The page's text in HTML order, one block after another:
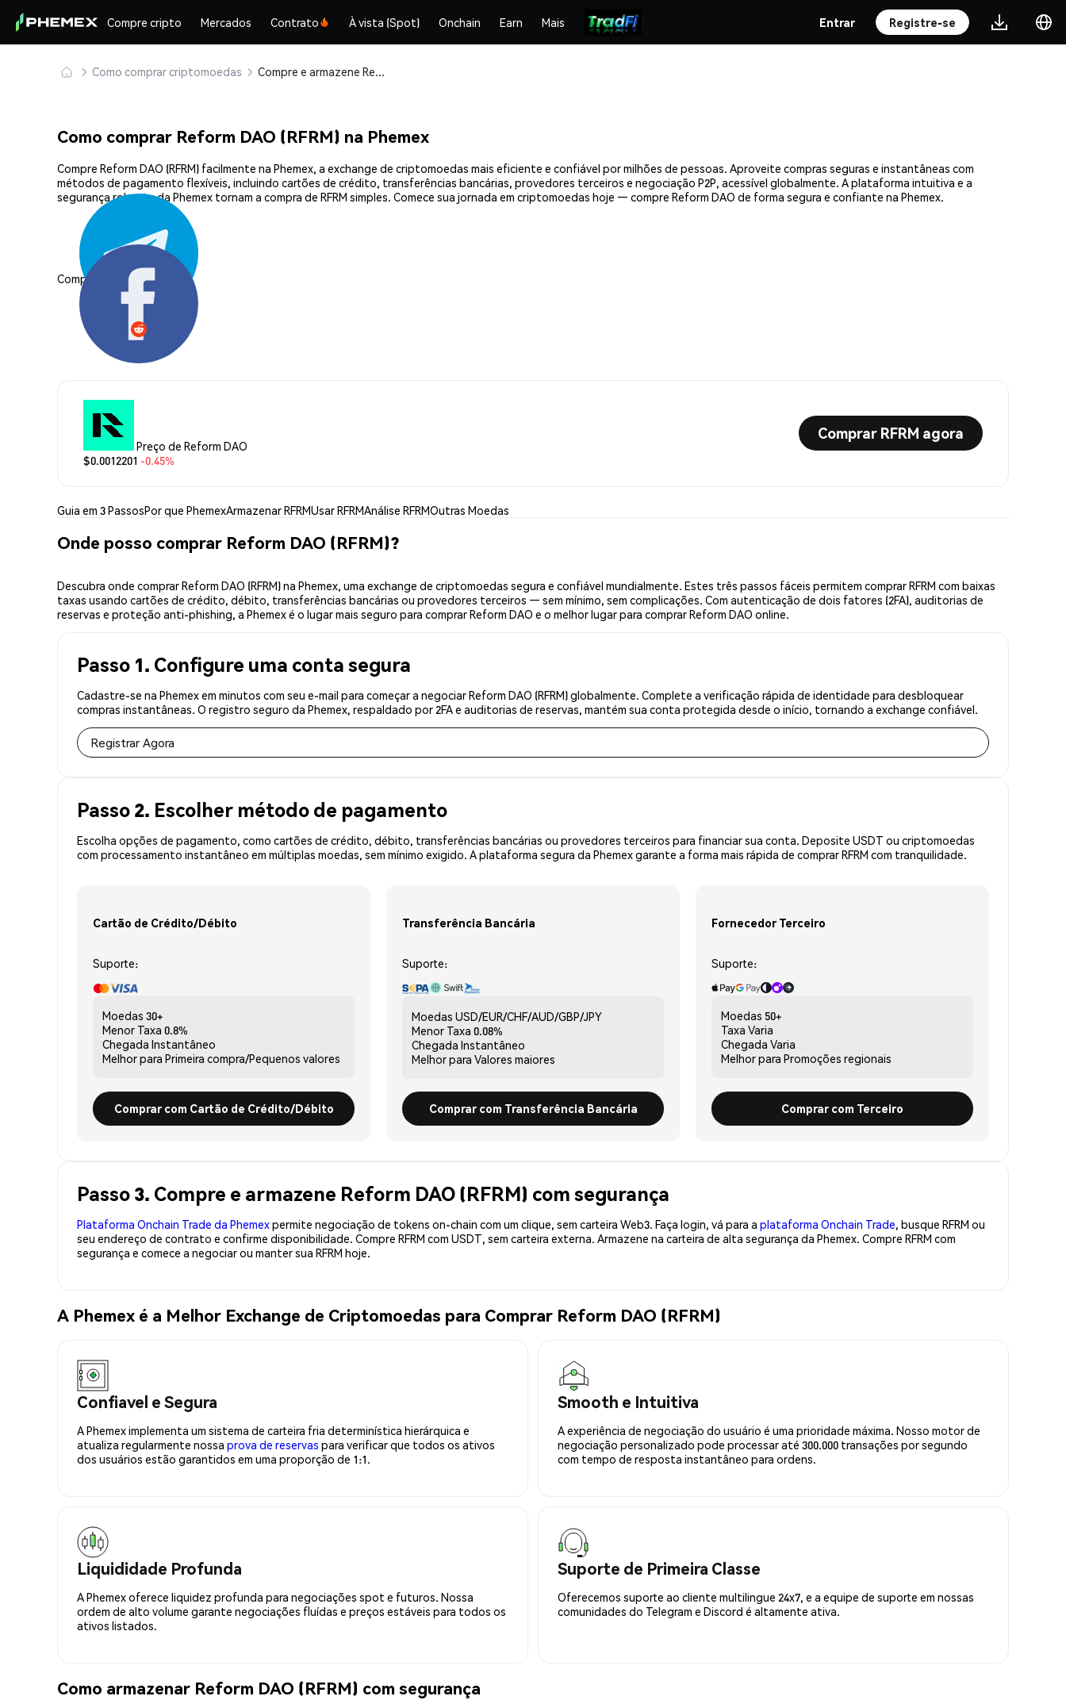
Compre cripto Mercados Contrato À vista (Spot) Onchain Earn Mais Entrar Registre-se
Como comprar criptomoedas Compre e armazene Reform DAO (RFRM) com segurança
Como comprar Reform DAO (RFRM) na Phemex
Compre Reform DAO (RFRM) facilmente na Phemex, a exchange de criptomoedas mais eficiente e confiável por milhões de pessoas. Aproveite compras seguras e instantâneas com
métodos de pagamento flexíveis, incluindo cartões de crédito, transferências bancárias, provedores terceiros e negociação P2P, acessível globalmente. A plataforma intuitiva e a
segurança robusta da Phemex tornam a compra de RFRM simples. Comece sua jornada em criptomoedas hoje — compre Reform DAO de forma segura e confiante na Phemex.
Compartilhar:
Preço de Reform DAO
$0.0012201 -0.45%
Comprar RFRM agora
Guia em 3 PassosPor que PhemexArmazenar RFRMUsar RFRMAnálise RFRMOutras Moedas
Onde posso comprar Reform DAO (RFRM)?
Descubra onde comprar Reform DAO (RFRM) na Phemex, uma exchange de criptomoedas segura e confiável mundialmente. Estes três passos fáceis permitem comprar RFRM com baixas
taxas usando cartões de crédito, débito, transferências bancárias ou provedores terceiros — sem mínimo, sem complicações. Com autenticação de dois fatores (2FA), auditorias de
reservas e proteção anti-phishing, a Phemex é o lugar mais seguro para comprar Reform DAO e o melhor lugar para comprar Reform DAO online.
Passo 1. Configure uma conta segura
Cadastre-se na Phemex em minutos com seu e-mail para começar a negociar Reform DAO (RFRM) globalmente. Complete a verificação rápida de identidade para desbloquear
compras instantâneas. O registro seguro da Phemex, respaldado por 2FA e auditorias de reservas, mantém sua conta protegida desde o início, tornando a exchange confiável.
Registrar Agora
Passo 2. Escolher método de pagamento
Escolha opções de pagamento, como cartões de crédito, débito, transferências bancárias ou provedores terceiros para financiar sua conta. Deposite USDT ou criptomoedas
com processamento instantâneo em múltiplas moedas, sem mínimo exigido. A plataforma segura da Phemex garante a forma mais rápida de comprar RFRM com tranquilidade.
Cartão de Crédito/Débito
Suporte:
Moedas 30+
Menor Taxa 0.8%
Chegada Instantâneo
Melhor para Primeira compra/Pequenos valores
Comprar com Cartão de Crédito/Débito
Transferência Bancária
Suporte:
Moedas USD/EUR/CHF/AUD/GBP/JPY
Menor Taxa 0.08%
Chegada Instantâneo
Melhor para Valores maiores
Comprar com Transferência Bancária
Fornecedor Terceiro
Suporte:
Moedas 50+
Taxa Varia
Chegada Varia
Melhor para Promoções regionais
Comprar com Terceiro
Passo 3. Compre e armazene Reform DAO (RFRM) com segurança
Plataforma Onchain Trade da Phemexpermite negociação de tokens on-chain com um clique, sem carteira Web3. Faça login, vá para a plataforma Onchain Trade, busque RFRM ou
seu endereço de contrato e confirme disponibilidade. Compre RFRM com USDT, sem carteira externa. Armazene na carteira de alta segurança da Phemex. Compre RFRM com
segurança e comece a negociar ou manter sua RFRM hoje.
A Phemex é a Melhor Exchange de Criptomoedas para Comprar Reform DAO (RFRM)
Confiavel e Segura
A Phemex implementa um sistema de carteira fria determinística hierárquica e
atualiza regularmente nossa prova de reservas para verificar que todos os ativos
dos usuários estão garantidos em uma proporção de 1:1.
Smooth e Intuitiva
A experiência de negociação do usuário é uma prioridade máxima. Nosso motor de
negociação personalizado pode processar até 300.000 transações por segundo
com tempo de resposta instantâneo para ordens.
Liquididade Profunda
A Phemex oferece liquidez profunda para negociações spot e futuros. Nossa
ordem de alto volume garante negociações fluídas e preços estáveis para todos os
ativos listados.
Suporte de Primeira Classe
Oferecemos suporte ao cliente multilingue 24x7, e a equipe de suporte em nossas
comunidades do Telegram e Discord é altamente ativa.
Como armazenar Reform DAO (RFRM) com segurança